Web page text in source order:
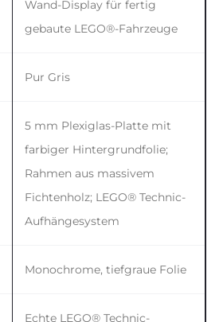
Wand-Display für fertig
gebaute LEGO®-Fahrzeuge
Pur Gris
5 mm Plexiglas-Platte mit
farbiger Hintergrundfolie;
Rahmen aus massivem
Fichtenholz; LEGO® Technic-
Aufhängesystem
Monochrome, tiefgraue Folie
Echte LEGO® Technic-